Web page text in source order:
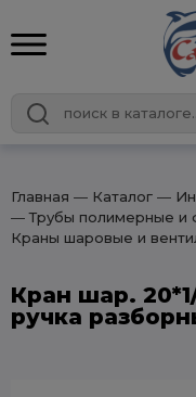
Главная ― Каталог ―
― Трубы полимерные и
Краны шаровые и
Кран шар.
ручка